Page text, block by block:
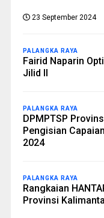
23 September 2024
PALANGKA RAYA
Fairid Naparin
Jilid II
PALANGKA RAYA
DPMPTSP
Pengisian
2024
PALANGKA RAYA
Rangkaian
Provinsi